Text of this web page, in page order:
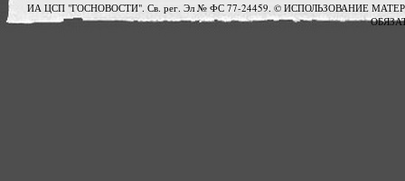
ИА ЦСП "ГОСНОВОСТИ". Св. рег. Эл № ФС 77-24459. © ИСПОЛЬЗОВАНИЕ